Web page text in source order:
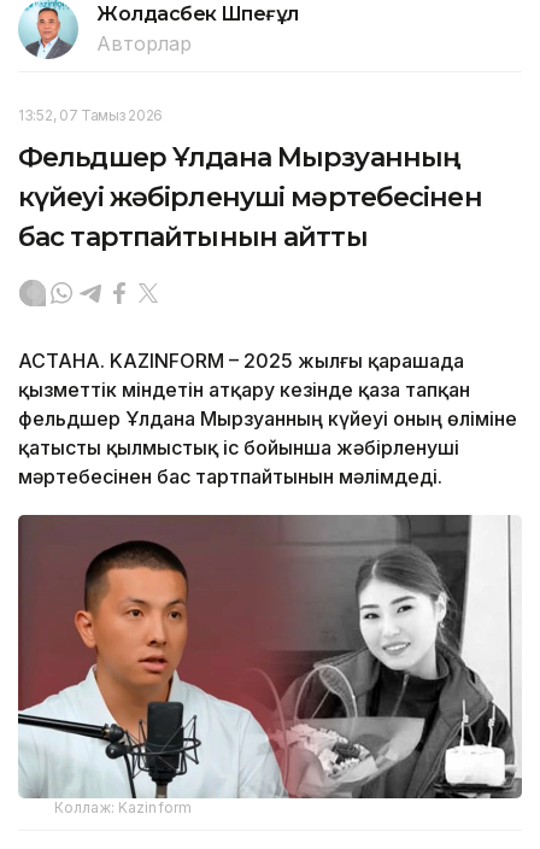
Жолдасбек Шөпеғұл
Авторлар
13:52, 07 Тамыз 2026
Фельдшер Ұлдана Мырзуанның
күйеуі жәбірленуші мәртебесінен
бас тартпайтынын айтты
АСТАНА. KAZINFORM – 2025 жылғы қарашада
қызметтік міндетін атқару кезінде қаза тапқан
фельдшер Ұлдана Мырзуанның күйеуі оның өліміне
қатысты қылмыстық іс бойынша жәбірленуші
мәртебесінен бас тартпайтынын мәлімдеді.
Коллаж: Kazinform